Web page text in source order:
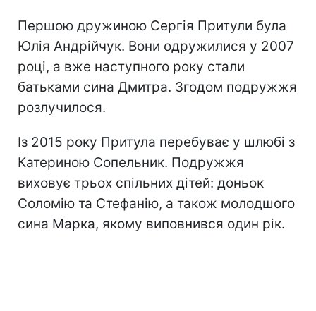
Першою дружиною Сергія Притули була
Юлія Андрійчук. Вони одружилися у 2007
році, а вже наступного року стали
батьками сина Дмитра. Згодом подружжя
розлучилося.
Із 2015 року Притула перебуває у шлюбі з
Катериною Сопельник. Подружжя
виховує трьох спільних дітей: доньок
Соломію та Стефанію, а також молодшого
сина Марка, якому виповнився один рік.